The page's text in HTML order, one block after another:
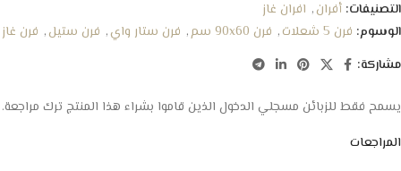
التصنيفات: أفران, افران غاز
الوسوم: فرن 5 شعلات , فرن 90x60 سم , فرن ستار واي, فرن ستيل, فرن غاز
مشاركة:
المراجعات
يسمح فقط للزبائن مسجلي الدخول الذين قاموا بشراء هذا المنتج ترك مراجعة.